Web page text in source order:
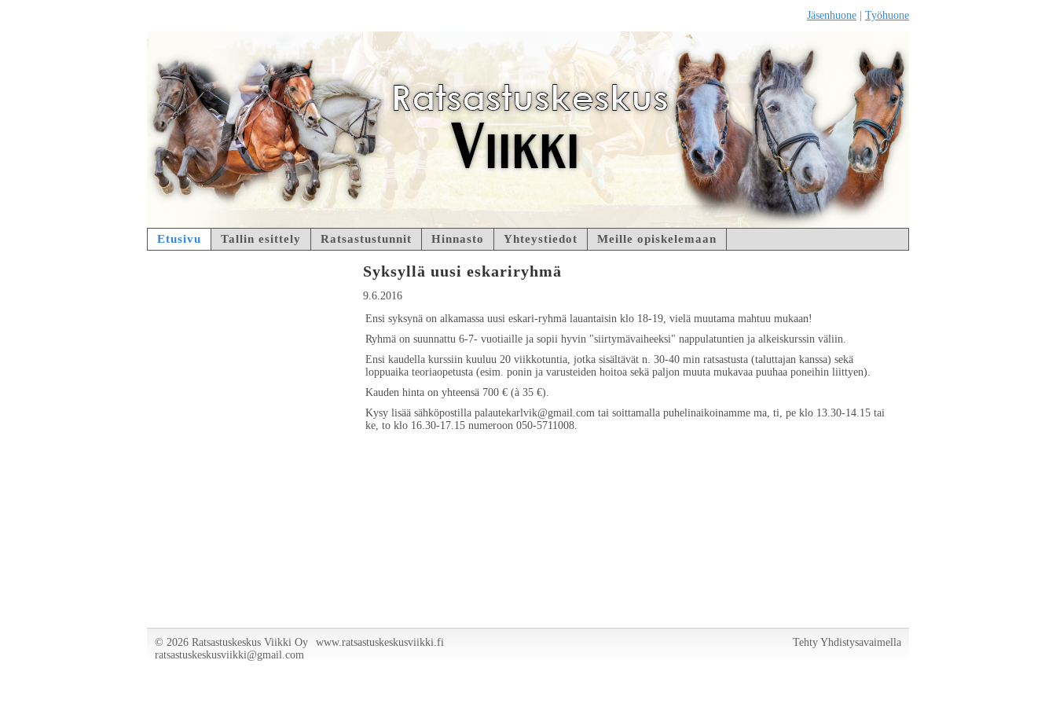
Jäsenhuone Työhuone
Etusivu Tallin esittely Ratsastustunnit Hinnasto Yhteystiedot Meille opiskelemaan
Syksyllä uusi eskariryhmä
9.6.2016
Ensi syksynä on alkamassa uusi eskari-ryhmä lauantaisin klo 18-19, vielä muutama mahtuu mukaan!
Ryhmä on suunnattu 6-7- vuotiaille ja sopii hyvin "siirtymävaiheeksi" nappulatuntien ja alkeiskurssin väliin.
Ensi kaudella kurssiin kuuluu 20 viikkotuntia, jotka sisältävät n. 30-40 min ratsastusta (taluttajan kanssa) sekä
loppuaika teoriaopetusta (esim. ponin ja varusteiden hoitoa sekä paljon muuta mukavaa puuhaa poneihin liittyen).
Kauden hinta on yhteensä 700 € (à 35 €).
Kysy lisää sähköpostilla palautekarlvik@gmail.com tai soittamalla puhelinaikoinamme ma, ti, pe klo 13.30-14.15 tai
ke, to klo 16.30-17.15 numeroon 050-5711008.
Tehty Yhdistysavaimella
© 2026 Ratsastuskeskus Viikki Oy
www.ratsastuskeskusviikki.fi
ratsastuskeskusviikki@gmail.com